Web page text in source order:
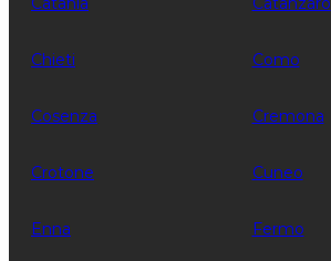
Chieti Como
Cosenza Cremona
Crotone Cuneo
Enna Fermo